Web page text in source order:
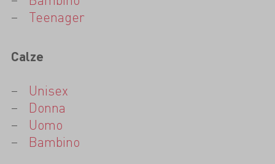
Teenager
Calze
Unisex
Donna
Uomo
Bambino